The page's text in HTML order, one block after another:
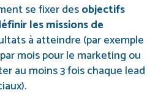
se fixer desobjectifs
les missions de
à atteindre (par exemple
mois pour le marketing ou
au moins 3 fois chaque lead